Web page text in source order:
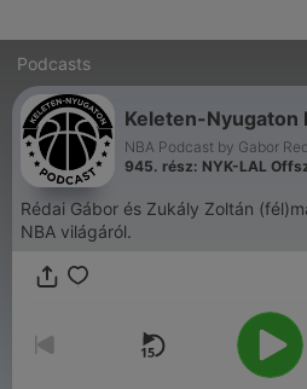
Podcasts
Keleten-Nyugaton
NBA Podcast by Gabor
945. rész: NYK-LAL
Rédai Gábor és Zukály Zoltán
NBA világáról.